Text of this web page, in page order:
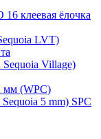
клеевая ёлочка
LVT)
Village)
мм (WPC)
5 mm) SPC